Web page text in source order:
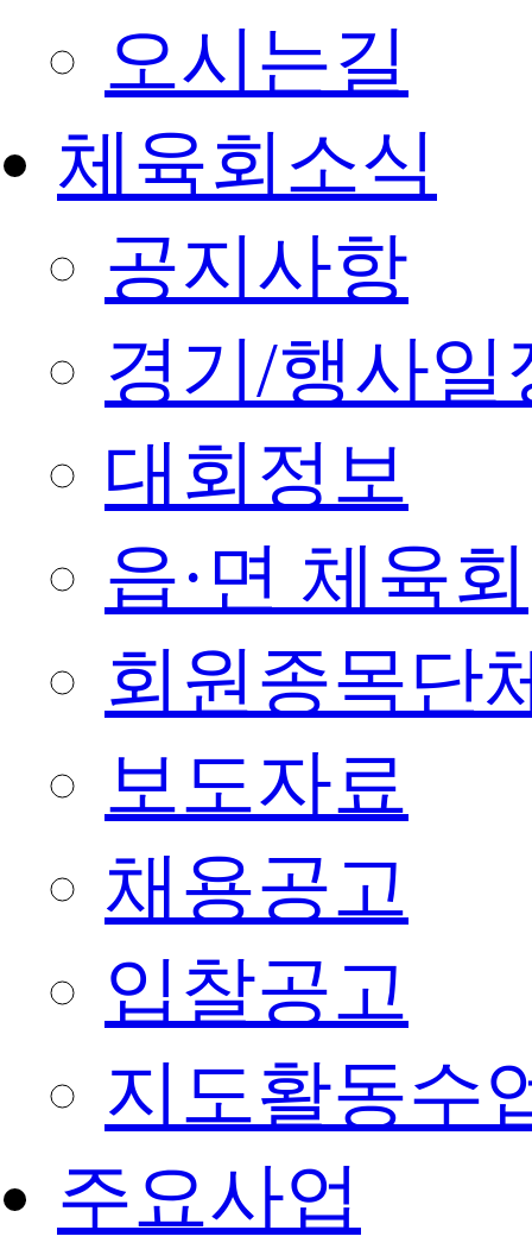
오시는길
체육회소식
공지사항
경기/행사일
대회정보
읍·면 체육회
회원종목단
보도자료
채용공고
입찰공고
지도활동수
주요사업